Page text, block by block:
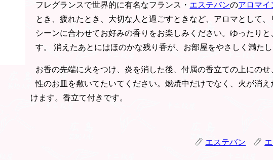
フレグランスで世界的に有名なフランス・ エステバンのアロマイ
とき、疲れたとき、大切な人と過ごすときなど、アロマとして
シーンに合わせてお好みの香りをお楽しみください。ゆったり
す。 消えたあとにはほのかな残り香が、お部屋をやさしく満たし
お香の先端に火をつけ、炎を消した後、付属の香立ての上にの
性のお皿を敷いてたいてください。燃焼中だけでなく、火が消
けます。香立て付きです。
エステバン